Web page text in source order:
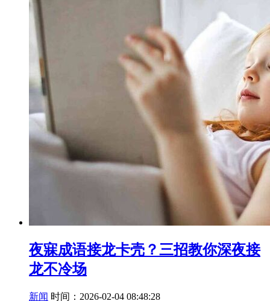
夜寐成语接龙卡壳？三招教你深夜接
龙不冷场
新闻 时间：2026-02-04 08:48:28